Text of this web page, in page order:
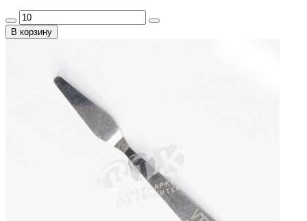
В корзину